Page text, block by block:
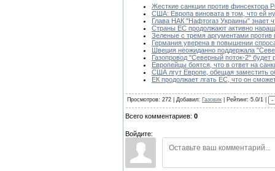
Жесткие санкции против финсектора
США: Европа виновата в том, что ей
Глава НАК "Нафтогаз Украины" знает
Страны ЕС продолжают активно
Зеленые с тремя аргументами против
Германия уверена в повышении
Швеция неожиданно поддержала
Газопровод "Северный поток-2" будет
Европейцы боятся, что в ответ на
США лгут Европе, обещая заместить
ЕК продолжает лгать ЕС, что он
Просмотров: 272 | Добавил: Газовик | Рейтинг: 5.0/1 |
Всего комментариев: 0
Войдите: